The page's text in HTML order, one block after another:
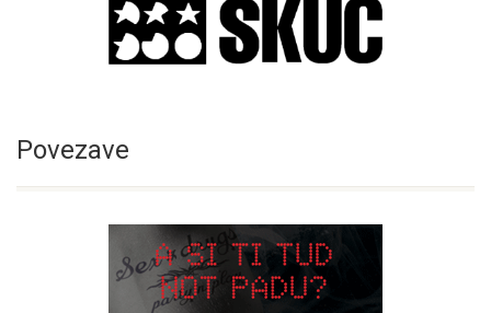
Povezave